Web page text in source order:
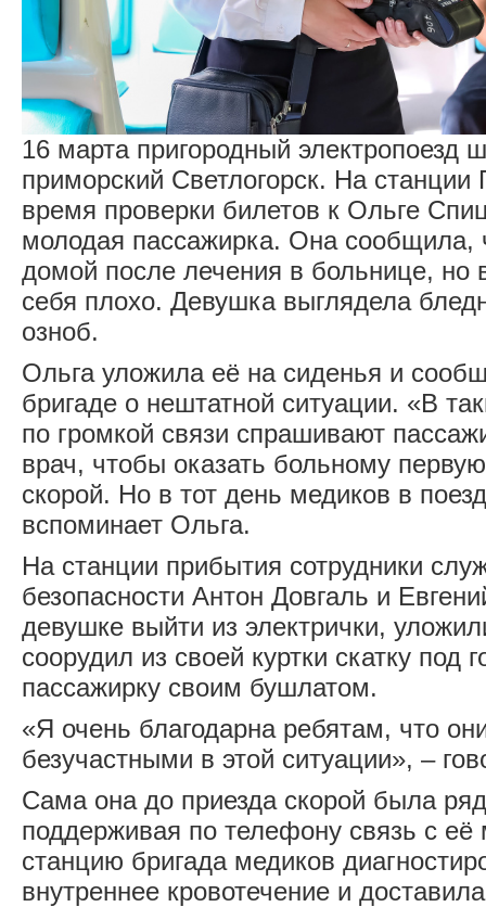
16 марта пригородный электропоезд
приморский Светлогорск. На станции
время проверки билетов к Ольге
молодая пассажирка. Она сообщила,
домой после лечения в больнице, но
себя плохо. Девушка выглядела
озноб.
Ольга уложила её на сиденья и
бригаде о нештатной ситуации. «В
по громкой связи спрашивают
врач, чтобы оказать больному
скорой. Но в тот день медиков в
вспоминает Ольга.
На станции прибытия сотрудники
безопасности Антон Довгаль и
девушке выйти из электрички,
соорудил из своей куртки скатку под
пассажирку своим бушлатом.
«Я очень благодарна ребятам, что
безучастными в этой ситуации», –
Сама она до приезда скорой была
поддерживая по телефону связь с
станцию бригада медиков
внутреннее кровотечение и